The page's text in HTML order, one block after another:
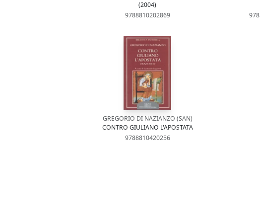
(2004)
9788810202869
GREGORIO DI NAZIANZO (SAN)
CONTRO GIULIANO L'APOSTATA
9788810420256